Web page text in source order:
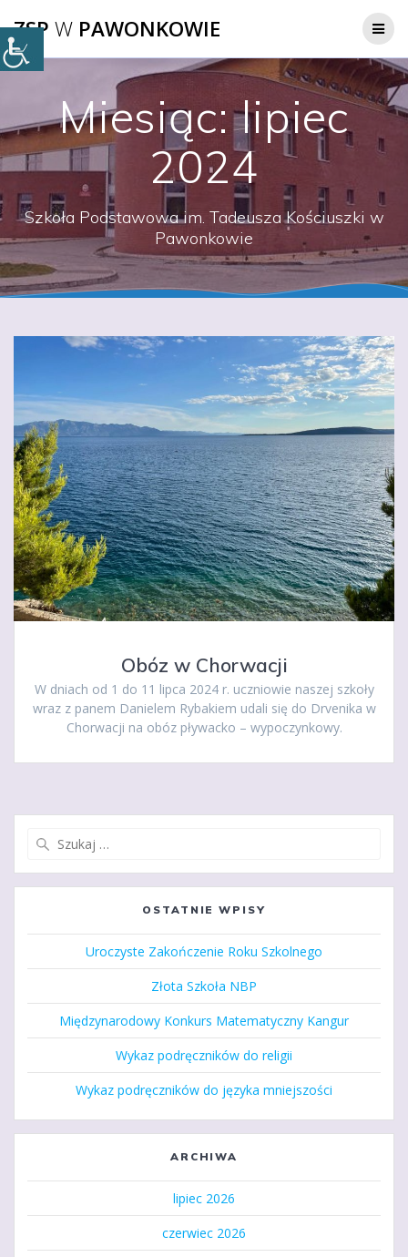
do
ZSP W PAWONKOWIE
Miesiąc:lipiec
2024
Szkoła Podstawowa im. Tadeusza Kościuszki w
Pawonkowie
Obóz w Chorwacji
W dniach od 1 do 11 lipca 2024 r. uczniowie naszej szkoły
wraz z panem Danielem Rybakiem udali się do Drvenika w
Chorwacji na obóz pływacko – wypoczynkowy.
OSTATNIE WPISY
Uroczyste Zakończenie Roku Szkolnego
Złota Szkoła NBP
Międzynarodowy Konkurs Matematyczny Kangur
Wykaz podręczników do religii
Wykaz podręczników do języka mniejszości
ARCHIWA
lipiec 2026
czerwiec 2026